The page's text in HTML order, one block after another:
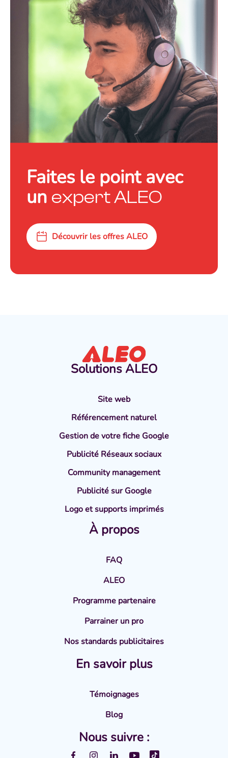
Faites le point avec
un expert ALEO
Découvrir les offres ALEO
Solutions ALEO
Site web
Référencement naturel
Gestion de votre fiche Google
Publicité Réseaux sociaux
Community management
Publicité sur Google
Logo et supports imprimés
À propos
FAQ
ALEO
Programme partenaire
Parrainer un pro
Nos standards publicitaires
En savoir plus
Témoignages
Blog
Nous suivre :